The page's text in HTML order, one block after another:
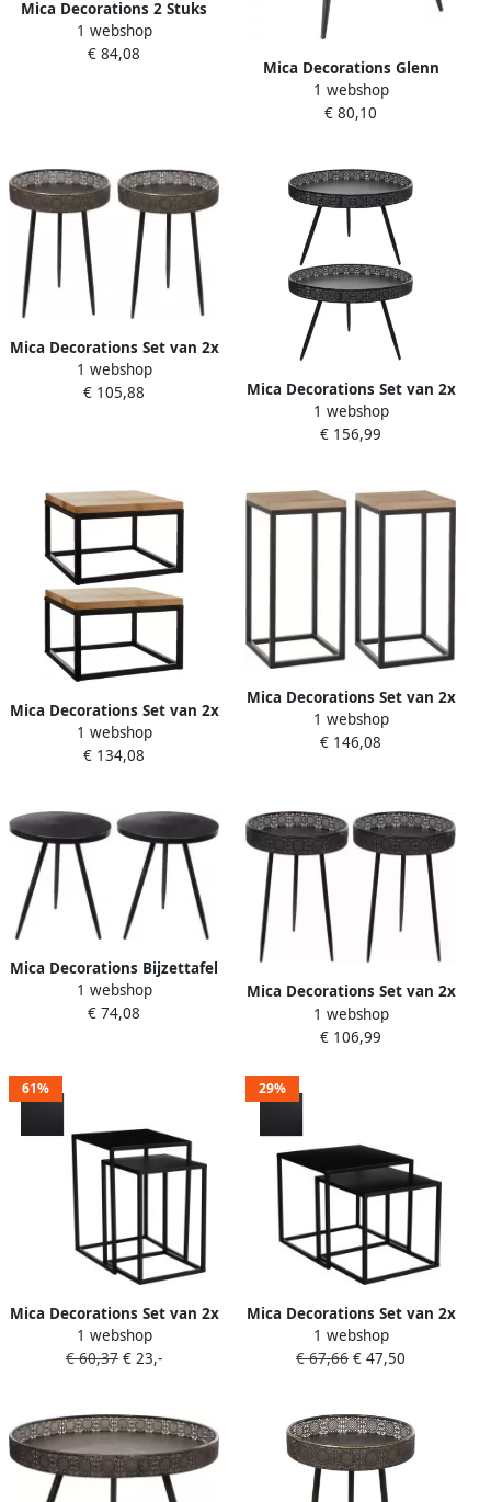
Mica Decorations 2 Stuks
industriele vintage zwart
bijzettafeltjes
1 webshop
€ 84,08
Mica Decorations Glenn
Bijzettafel L38 x B40 5 x H38
cm Metaal Glas Zwart
1 webshop
€ 80,10
Mica Decorations Set van 2x
stuks bijzettafels Lagune
rond metaal brons H58 x
1 webshop
€ 105,88
Mica Decorations Set van 2x
stuks bijzettafels Lagune
rond metaal zwart 70 x 45.5
1 webshop
€ 156,99
Mica Decorations Set van 2x
stuks bijzettafels Oskar
vierkant hout metaal zwart
1 webshop
€ 134,08
Mica Decorations Set van 2x
stuks bijzettafels Oskar
vierkant hout metaal zwart
1 webshop
€ 146,08
Mica Decorations Bijzettafel
Kent Set van 2x stuks zwart
35 x 40 cm rond metaal
1 webshop
€ 74,08
Mica Decorations Set van 2x
stuks bijzettafels Lagune
rond metaal zwart 40 x 58
1 webshop
€ 106,99
61%
Mica Decorations Set van 2x
bijzettafels Goa vierkant
metaal zwart 36 42 cm
1 webshop
€ 60,37 € 23,-
29%
Mica Decorations Set van 2x
bijzettafels Goa vierkant
metaal zwart 29 33 cm
1 webshop
€ 67,66 € 47,50